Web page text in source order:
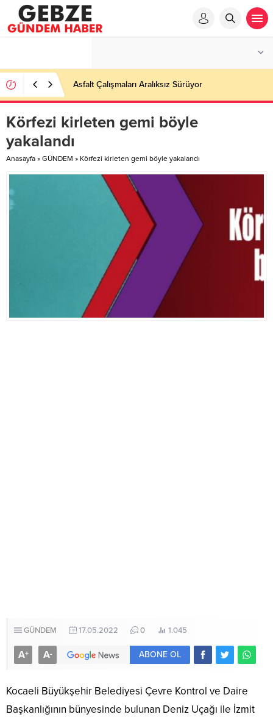
Asfalt Çalışmaları Aralıksız Sürüyor
Körfezi kirleten gemi böyle
yakalandı
Anasayfa » GÜNDEM » Körfezi kirleten gemi böyle yakalandı
GÜNDEM 17.05.2022 0 1.045
A+ A- ABONE OL
Kocaeli Büyükşehir Belediyesi Çevre Kontrol ve Daire
Başkanlığının bünyesinde bulunan Deniz Uçağı ile İzmit